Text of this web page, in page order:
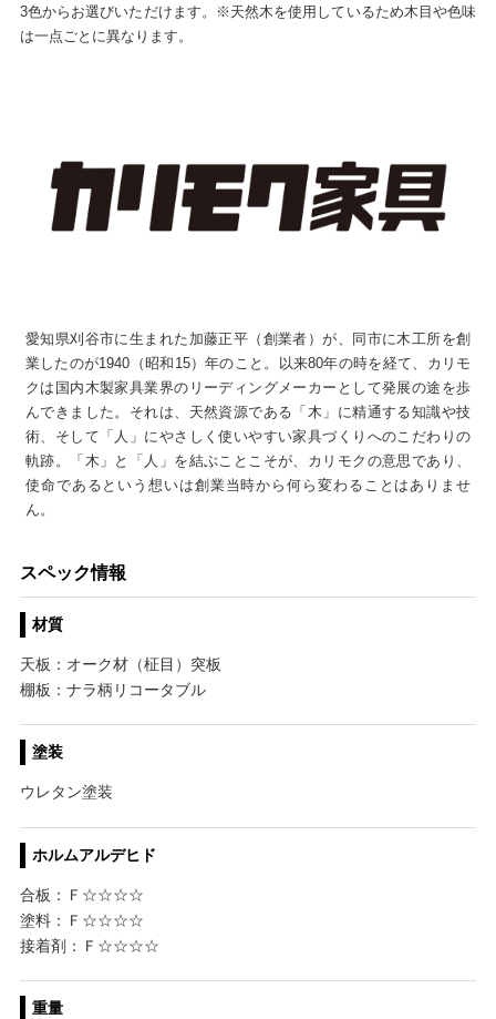
3色からお選びいただけます。※天然木を使用しているため木目や色味
は一点ごとに異なります。
愛知県刈谷市に生まれた加藤正平（創業者）が、同市に木工所を創
業したのが1940（昭和15）年のこと。以来80年の時を経て、カリモ
クは国内木製家具業界のリーディングメーカーとして発展の途を歩
んできました。それは、天然資源である「木」に精通する知識や技
術、そして「人」にやさしく使いやすい家具づくりへのこだわりの
軌跡。「木」と「人」を結ぶことこそが、カリモクの意思であり、
使命であるという想いは創業当時から何ら変わることはありませ
ん。
スペック情報
材質
天板：オーク材（柾目）突板
棚板：ナラ柄リコータブル
塗装
ウレタン塗装
ホルムアルデヒド
合板：Ｆ☆☆☆☆
塗料：Ｆ☆☆☆☆
接着剤：Ｆ☆☆☆☆
重量